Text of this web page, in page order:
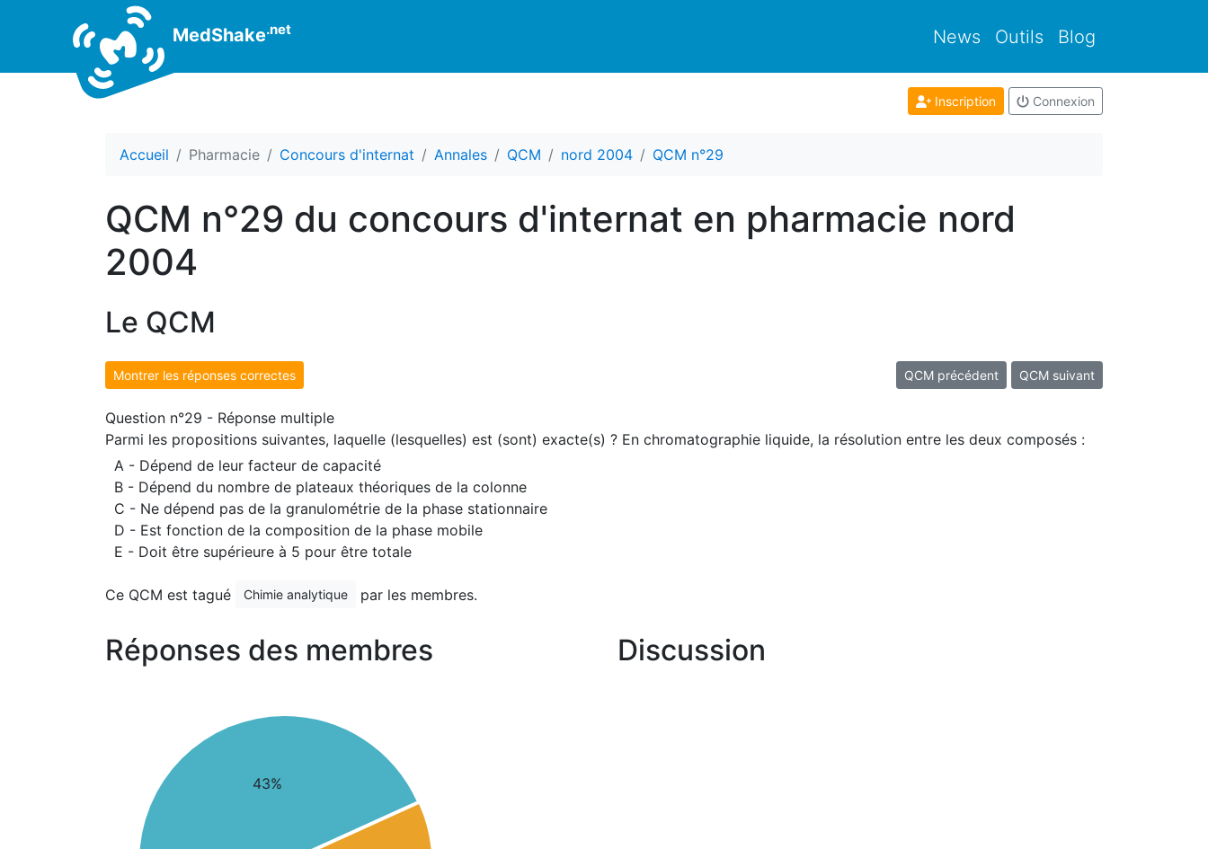
MedShake.net News Outils Blog
Inscription Connexion
Accueil Pharmacie Concours d'internat Annales QCM nord 2004 QCM n°29
QCM n°29 du concours d'internat en pharmacie nord
2004
Le QCM
Montrer les réponses correctes QCM précédent QCM suivant
Question n°29 - Réponse multiple
Parmi les propositions suivantes, laquelle (lesquelles) est (sont) exacte(s) ? En chromatographie liquide, la résolution entre les deux composés :
A - Dépend de leur facteur de capacité
B - Dépend du nombre de plateaux théoriques de la colonne
C - Ne dépend pas de la granulométrie de la phase stationnaire
D - Est fonction de la composition de la phase mobile
E - Doit être supérieure à 5 pour être totale
Ce QCM est tagué Chimie analytique par les membres.
Réponses des membres
43%
Discussion